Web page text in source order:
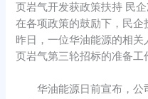
页岩气开发获政策扶持 民
在各项政策的鼓励下，民企
昨日，一位华油能源的相
页岩气第三轮招标的准备工
华油能源日前宣布，公